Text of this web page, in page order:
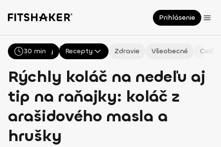
Prihlásenie
Všetky Recepty Zdravie Všeobecné
Rýchly koláč na nedeľu aj
tip na raňajky: koláč z
arašidového masla a
hrušky
30 min NaN